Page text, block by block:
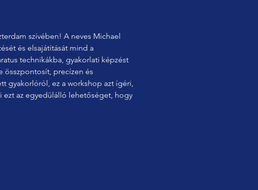
szívében! A neves Michael
és elsajátítását mind a
technikákba, gyakorlati képzést
összpontosít, precízen és
gyakorlóról, ez a workshop azt ígéri,
ezt az egyedülálló lehetőséget, hogy